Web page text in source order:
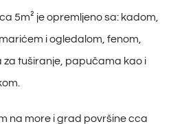
5m² je opremljeno sa: kadom,
i ogledalom, fenom,
tuširanje, papučama kao i
na more i grad površine cca